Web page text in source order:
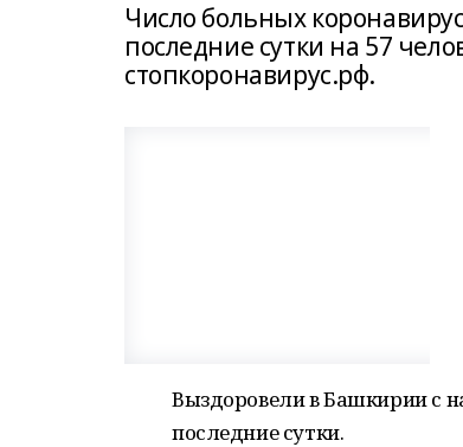
Число больных
последние сутки на 57
стопкоронавирус.рф.
Выздоровели в Башкирии с
последние сутки.